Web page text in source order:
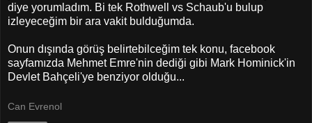
diye yorumladım. Bi tek Rothwell vs Schaub'u bulup
izleyeceğim bir ara vakit bulduğumda.
Onun dışında görüş belirtebilceğim tek konu, facebook
sayfamızda Mehmet Emre'nin dediği gibi Mark Hominick'in
Devlet Bahçeli'ye benziyor olduğu...
Can Evrenol